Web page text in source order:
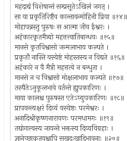
महदाद्यं विशेषान्तं सम्प्रसूतेऽखिलं जगत् ।
सा या प्रकृतिरिष्टैव कान्तावन्मोहिनी प्रिया ॥१४॥
मोहापन्नस्तु पुरुषः स आत्मा जीव ईश्वरः ।
अहंकारकृतमैत्र्यो महत्तत्त्वातिबान्धवः ॥१५॥
मानसे कृतविश्वासो जन्मलाभाय कल्पते ।
प्रकृतौ नास्ति यस्येष्टं मोहस्तस्य न विद्यते ॥१६॥
अहंकारे न वै मैत्री महत्तत्वे न बन्धुता ।
मानसे न च विश्वासो मोक्षलाभाय कल्पते ॥१७॥
तस्यैतेऽनुकूलभावे वर्तन्ते ह्युपकारिणः ।
माया कालश्च पुरुषस्त एतेऽप्युपकारिणः ॥१८॥
प्रापयन्त्यक्षरं दिव्यं यस्येष्टः परमेश्वरः ।
अनादिश्रीकृष्णनारायणः परमधामगः ॥१९॥
तद्योगात्त्वस्य जायन्ते भक्तस्य दिव्यविग्रहाः ।
ज्ञानेच्छाकृतयश्चापि सुखदुःखादिभावनाः ॥२०॥